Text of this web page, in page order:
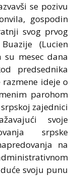
se pozivu
gospodin
svog prvog
(Lucien
su mesec dana
predsednika
ideje o
parohom
zajednici
svoje
srpske
na
svoju punu